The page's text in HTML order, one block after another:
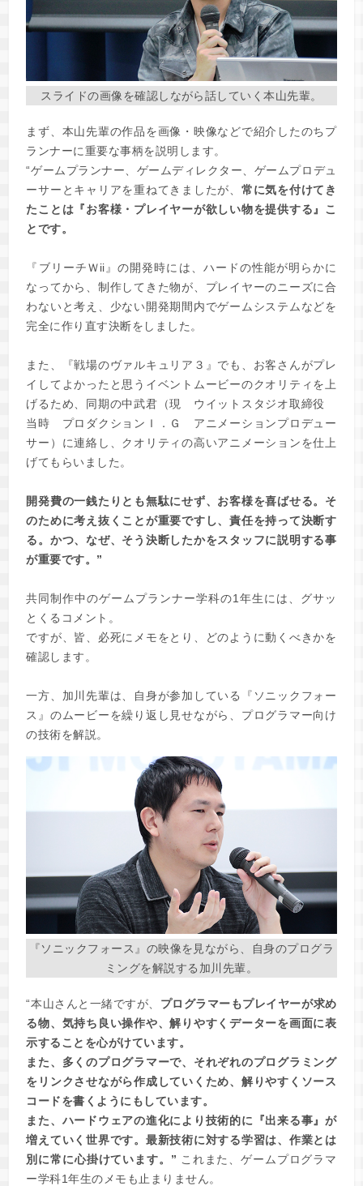
スライドの画像を確認しながら話していく本山先輩。
まず、本山先輩の作品を画像・映像などで紹介したのちプ
ランナーに重要な事柄を説明します。
“ゲームプランナー、ゲームディレクター、ゲームプロデュ
ーサーとキャリアを重ねてきましたが、 常に気を付けてき
たことは『お客様・プレイヤーが欲しい物を提供する』こ
とです。
『ブリーチＷii』の開発時には、ハードの性能が明らかに
なってから、制作してきた物が、プレイヤーのニーズに合
わないと考え、少ない開発期間内でゲームシステムなどを
完全に作り直す決断をしました。
また、『戦場のヴァルキュリア３』でも、お客さんがプレ
イしてよかったと思うイベントムービーのクオリティを上
げるため、同期の中武君（現 ウイットスタジオ取締役
当時 プロダクションＩ．Ｇ アニメーションプロデュー
サー）に連絡し、クオリティの高いアニメーションを仕上
げてもらいました。
開発費の一銭たりとも無駄にせず、お客様を喜ばせる。そ
のために考え抜くことが重要ですし、責任を持って決断す
る。かつ、なぜ、そう決断したかをスタッフに説明する事
が重要です。”
共同制作中のゲームプランナー学科の1年生には、グサッ
とくるコメント。
ですが、皆、必死にメモをとり、どのように動くべきかを
確認します。
一方、加川先輩は、自身が参加している『ソニックフォー
ス』のムービーを繰り返し見せながら、プログラマー向け
の技術を解説。
『ソニックフォース』の映像を見ながら、自身のプログラ
ミングを解説する加川先輩。
“本山さんと一緒ですが、 プログラマーもプレイヤーが求め
る物、気持ち良い操作や、解りやすくデーターを画面に表
示することを心がけています。
また、多くのプログラマーで、それぞれのプログラミング
をリンクさせながら作成していくため、解りやすくソース
コードを書くようにもしています。
また、ハードウェアの進化により技術的に『出来る事』が
増えていく世界です。最新技術に対する学習は、作業とは
別に常に心掛けています。” これまた、ゲームプログラマ
ー学科1年生のメモも止まりません。